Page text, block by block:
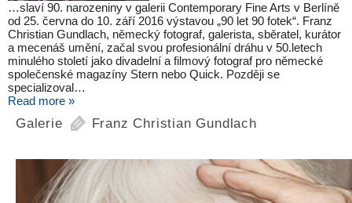
…slaví 90. narozeniny v galerii Contemporary Fine Arts v Berlíně
od 25. června do 10. září 2016 výstavou „90 let 90 fotek“. Franz
Christian Gundlach, německý fotograf, galerista, sběratel, kurátor
a mecenáš umění, začal svou profesionální dráhu v 50.letech
minulého století jako divadelní a filmový fotograf pro německé
společenské magazíny Stern nebo Quick. Později se
specializoval…
Read more »
Galerie Franz Christian Gundlach